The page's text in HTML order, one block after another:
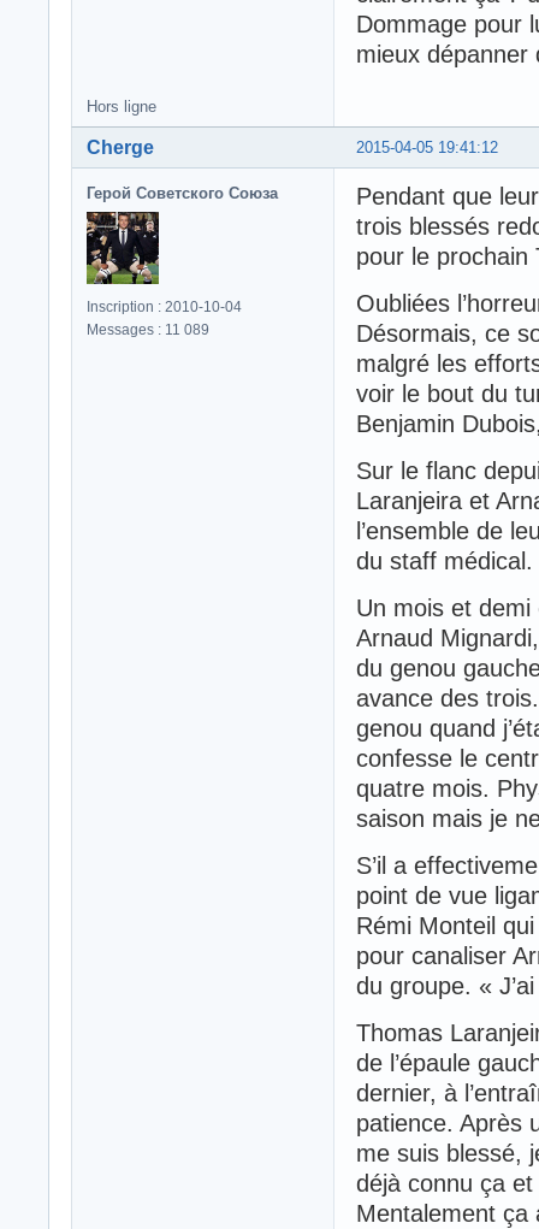
Dommage pour
mieux dépanner
Hors ligne
2015-04-05 19:41:12
Cherge
Герой Советского Союза
Inscription : 2010-10-04
Messages : 11 089
Pendant que
trois blessés
pour le prochain
Oubliées
Désormais, ce
malgré les
voir le bout du
Benjamin
Sur le flanc
Laranjeira et
l’ensemble de
du staff
Un mois et demi
Arnaud
du genou
avance des
genou quand
confesse le
quatre mois.
saison mais je
S’il a
point de vue
Rémi Monteil
pour canaliser
du groupe. «
Thomas
de l’épaule
dernier, à
patience. Après
me suis blessé,
déjà connu ça
Mentalement ça